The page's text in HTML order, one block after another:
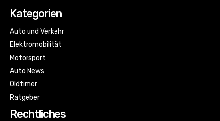
Kategorien
Auto und Verkehr
Elektromobilität
Motorsport
Auto News
Oldtimer
Ratgeber
Rechtliches